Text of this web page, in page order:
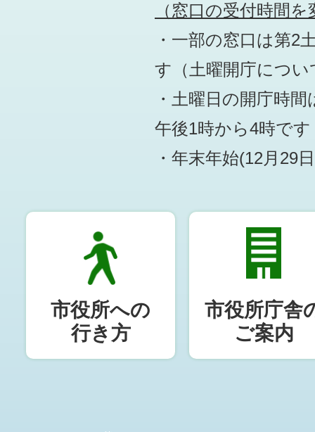
（窓口の受付時間
・一部の窓口は第2
す （土曜開庁につ
・土曜日の開庁時
午後1時から4時です
・年末年始(12月29
市役所への
行き方
市役所庁舎
ご案内